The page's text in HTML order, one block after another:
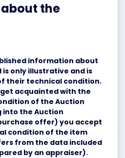
the
information about
only illustrative and is
their technical condition.
acquainted with the
of the Auction
into the Auction
offer) you accept
condition of the item
from the data included
by an appraiser).